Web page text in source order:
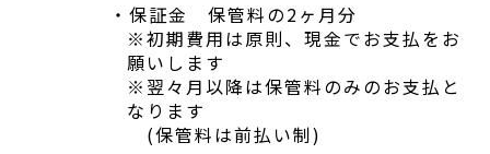
保証金 保管料の2ヶ月分
※初期費用は原則、現金でお支払をお
願いします
※翌々月以降は保管料のみのお支払と
なります
(保管料は前払い制)